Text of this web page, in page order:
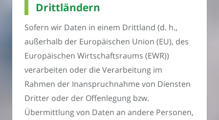
Drittländern
Sofern wir Daten in einem Drittland (d. h.,
außerhalb der Europäischen Union (EU), des
Europäischen Wirtschaftsraums (EWR))
verarbeiten oder die Verarbeitung im
Rahmen der Inanspruchnahme von Diensten
Dritter oder der Offenlegung bzw.
Übermittlung von Daten an andere Personen,